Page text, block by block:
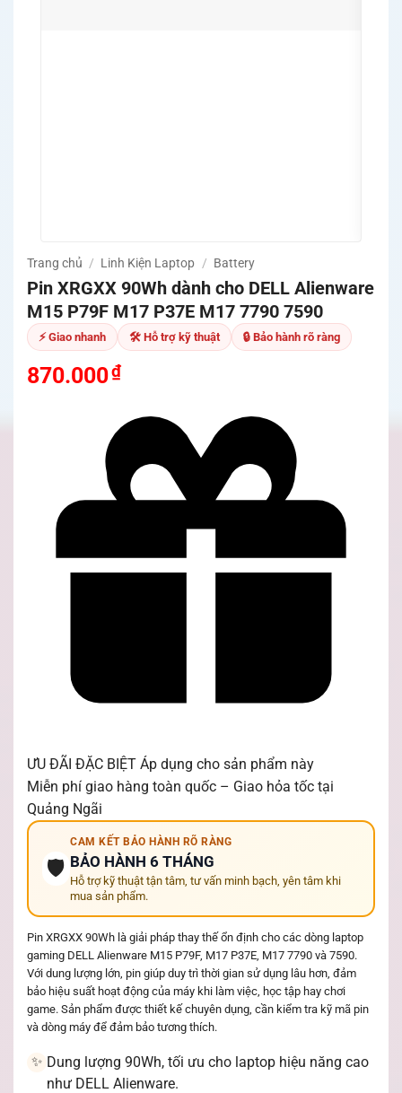
Trang chủ / Linh Kiện Laptop / Battery
Pin XRGXX 90Wh dành cho DELL Alienware
M15 P79F M17 P37E M17 7790 7590
⚡ Giao nhanh 🛠 Hỗ trợ kỹ thuật 🔒 Bảo hành rõ ràng
870.000₫
ƯU ĐÃI ĐẶC BIỆT Áp dụng cho sản phẩm này
Miễn phí giao hàng toàn quốc – Giao hỏa tốc tại
Quảng Ngãi
🛡️
CAM KẾT BẢO HÀNH RÕ RÀNG
BẢO HÀNH 6 THÁNG
Hỗ trợ kỹ thuật tận tâm, tư vấn minh bạch, yên tâm khi
mua sản phẩm.
Pin XRGXX 90Wh là giải pháp thay thế ổn định cho các dòng laptop
gaming DELL Alienware M15 P79F, M17 P37E, M17 7790 và 7590.
Với dung lượng lớn, pin giúp duy trì thời gian sử dụng lâu hơn, đảm
bảo hiệu suất hoạt động của máy khi làm việc, học tập hay chơi
game. Sản phẩm được thiết kế chuyên dụng, cần kiểm tra kỹ mã pin
và dòng máy để đảm bảo tương thích.
✨ Dung lượng 90Wh, tối ưu cho laptop hiệu năng cao
như DELL Alienware.